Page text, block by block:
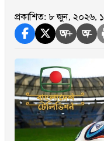
প্রকাশিত: ৮ জুন, ২০২৬,
অ+ অ-